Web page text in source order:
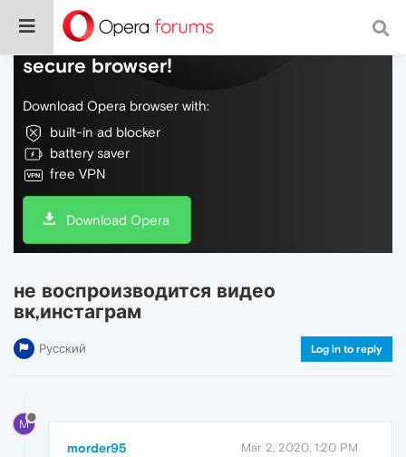
Do more on the web, with a fast and
secure browser!
Download Opera browser with:
built-in ad blocker
battery saver
free VPN
Download Opera
не воспроизводится видео
вк,инстаграм
Русский Log in to reply
M
morder95 Mar 2, 2020, 1:20 PM